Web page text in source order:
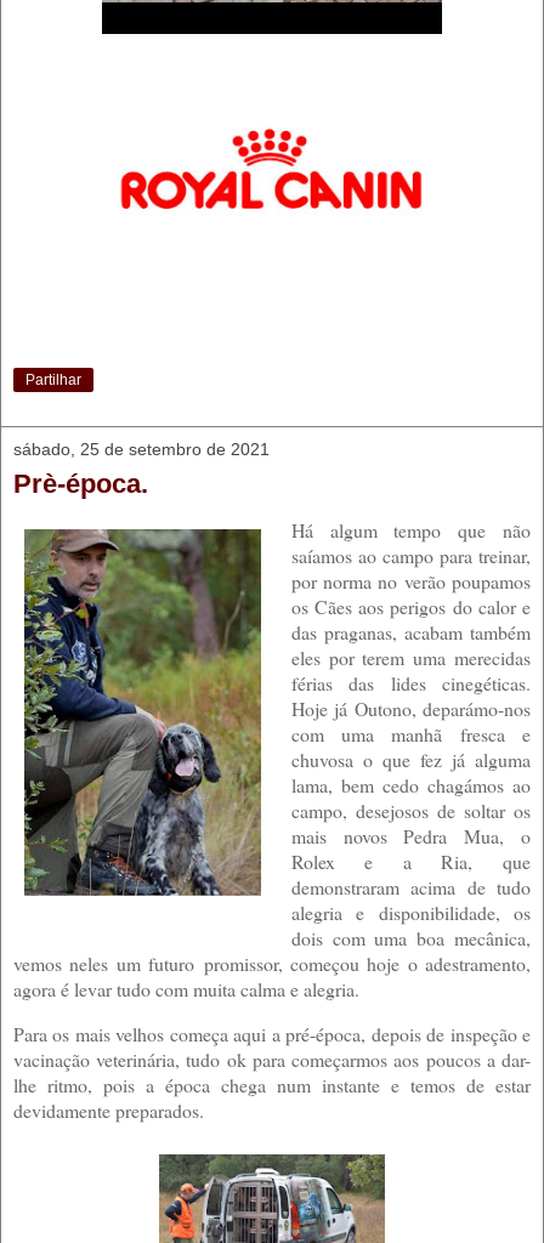
Partilhar
sábado, 25 de setembro de 2021
Prè-época.
Há algum tempo que não
saíamos ao campo para treinar,
por norma no verão poupamos
os Cães aos perigos do calor e
das praganas, acabam também
eles por terem uma merecidas
férias das lides cinegéticas.
Hoje já Outono, deparámo-nos
com uma manhã fresca e
chuvosa o que fez já alguma
lama, bem cedo chagámos ao
campo, desejosos de soltar os
mais novos Pedra Mua, o
Rolex e a Ria, que
demonstraram acima de tudo
alegria e disponibilidade, os
dois com uma boa mecânica,
vemos neles um futuro promissor, começou hoje o adestramento,
agora é levar tudo com muita calma e alegria.
Para os mais velhos começa aqui a pré-época, depois de inspeção e
vacinação veterinária, tudo ok para começarmos aos poucos a dar-
lhe ritmo, pois a época chega num instante e temos de estar
devidamente preparados.